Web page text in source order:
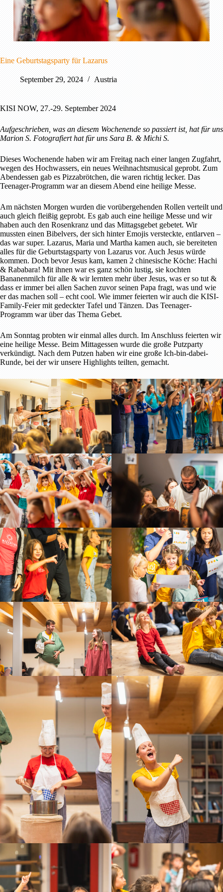
Eine Geburtstagsparty für Lazarus
September 29, 2024 Austria
KISI NOW, 27.-29. September 2024
Aufgeschrieben, was an diesem Wochenende so passiert ist, hat für uns
Marion S. Fotografiert hat für uns Sara B. & Michi S.
Dieses Wochenende haben wir am Freitag nach einer langen Zugfahrt,
wegen des Hochwassers, ein neues Weihnachtsmusical geprobt. Zum
Abendessen gab es Pizzabrötchen, die waren richtig lecker. Das
Teenager-Programm war an diesem Abend eine heilige Messe.
Am nächsten Morgen wurden die vorübergehenden Rollen verteilt und
auch gleich fleißig geprobt. Es gab auch eine heilige Messe und wir
haben auch den Rosenkranz und das Mittagsgebet gebetet. Wir
mussten einen Bibelvers, der sich hinter Emojis versteckte, entlarven –
das war super. Lazarus, Maria und Martha kamen auch, sie bereiteten
alles für die Geburtstagsparty von Lazarus vor. Auch Jesus würde
kommen. Doch bevor Jesus kam, kamen 2 chinesische Köche: Hachi
& Rababara! Mit ihnen war es ganz schön lustig, sie kochten
Bananenmilch für alle & wir lernten mehr über Jesus, was er so tut &
dass er immer bei allen Sachen zuvor seinen Papa fragt, was und wie
er das machen soll – echt cool. Wie immer feierten wir auch die KISI-
Family-Feier mit gedeckter Tafel und Tänzen. Das Teenager-
Programm war über das Thema Gebet.
Am Sonntag probten wir einmal alles durch. Im Anschluss feierten wir
eine heilige Messe. Beim Mittagessen wurde die große Putzparty
verkündigt. Nach dem Putzen haben wir eine große Ich-bin-dabei-
Runde, bei der wir unsere Highlights teilten, gemacht.